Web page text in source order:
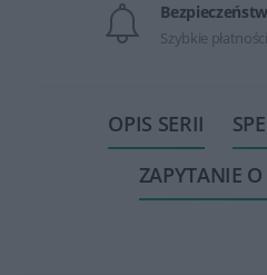
Szybkie
OPIS SERII
ZAPYTANIE